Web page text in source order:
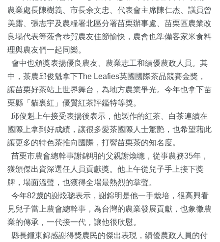
農業處長陳樹義、市長余文忠、代表會主席陳仁杰、議員曾
美露、張志宇及農糧署北區分署苗栗辦事處、苗栗區農業改
良場代表等蒞會恭賀農友佳節愉快，農會也準備客家米食料
理與農友們一起同樂。
會中也頒獎表揚優良農友、農業志工和績優農政人員。 其
中， 茶農邱俊魁拿下The Leafies英國國際茶品競賽金獎，
讓苗栗好茶站上世界舞台，為地方農業爭光。今年也拿下苗
栗縣 「貓裏紅」 優質紅茶評鑑特等獎。
邱俊魁上午接受表揚後表示，他製作的紅茶、白茶連續在
國際上拿到好成績，讓很多愛茶國際人士驚艷，也希望藉此
讓更多的特色茶推向國際，打響苗栗茶的知名度。
苗栗市農會總幹事謝錦明的父親謝煥聰，從事農務35年，
獲頒傑出資深選任人員貢獻獎。他上午從兒子手上接下獎
牌，場面溫聲，也獲得全場最熱烈的掌聲。
今年82歲的謝煥聰表示，謝錦明是他一手栽培，很高興看
見兒子當上農會總幹事，為台灣的農業發展貢獻，也象徵農
業的傳承，一代接一代，讓他很欣慰。
縣長鍾東錦感謝得獎農民的傑出表現，績優農政人員的付